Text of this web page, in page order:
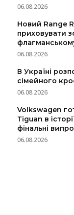
06.08.2026
Новий Range
приховувати
06.08.2026
В Україні
сімейного
06.08.2026
Volkswagen
Tiguan в
фінальні
06.08.2026